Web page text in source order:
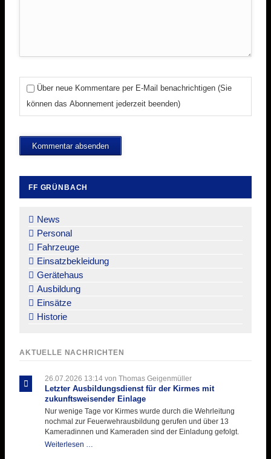
Über neue Kommentare per E-Mail benachrichtigen (Sie
können das Abonnement jederzeit beenden)
Kommentar absenden
FF GRÜNBACH
überspringen
News
Personal
Fahrzeuge
Einsatzbekleidung
Gerätehaus
Ausbildung
Einsätze
Historie
AKTUELLE NACHRICHTEN
26.07.2026 13:14von Thomas Geigenmüller
Letzter Ausbildungsdienst für der Kirmes mit
zukunftsweisender Einlage
Nur wenige Tage vor Kirmes wurde durch die Wehrleitung
nochmal zur Feuerwehrausbildung gerufen und über 13
Kameradinnen und Kameraden sind der Einladung gefolgt.
Weiterlesen …